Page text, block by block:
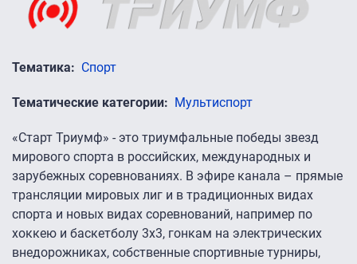
Тематика Спорт
Тематические категории Мультиспорт
«Старт Триумф» - это триумфальные победы звезд
мирового спорта в российских, международных и
зарубежных соревнованиях. В эфире канала – прямые
трансляции мировых лиг и в традиционных видах
спорта и новых видах соревнований, например по
хоккею и баскетболу 3х3, гонкам на электрических
внедорожниках, собственные спортивные турниры,